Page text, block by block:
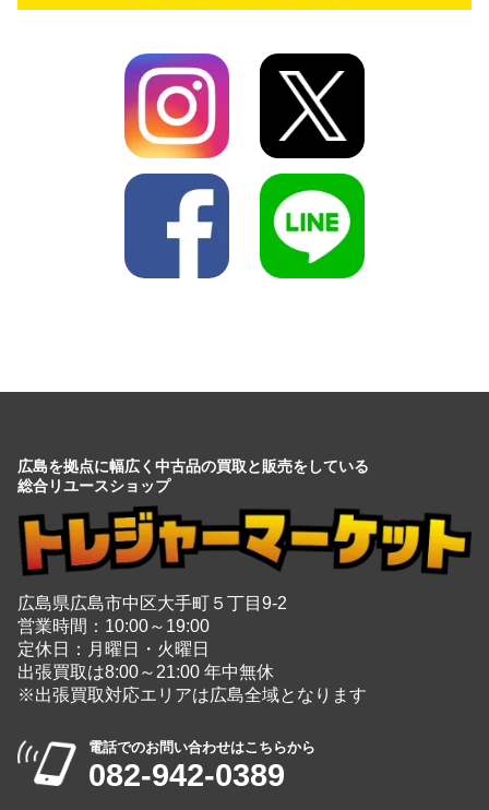
広島を拠点に幅広く中古品の買取と販売をしている
総合リユースショップ
広島県広島市中区大手町５丁目9-2
営業時間：10:00～19:00
定休日：月曜日・火曜日
出張買取は8:00～21:00 年中無休
※出張買取対応エリアは広島全域となります
電話でのお問い合わせはこちらから
082-942-0389